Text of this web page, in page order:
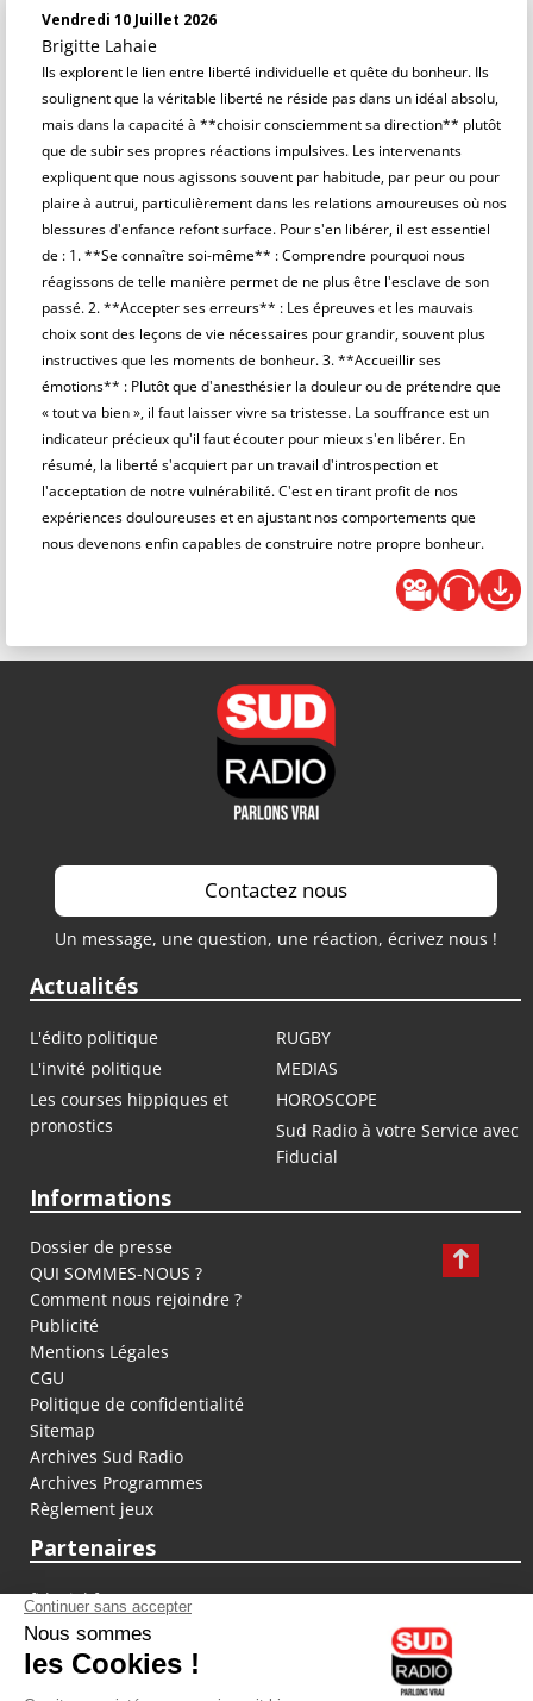
Vendredi 10 Juillet 2026
Brigitte Lahaie
Ils explorent le lien entre liberté individuelle et quête du bonheur. Ils
soulignent que la véritable liberté ne réside pas dans un idéal absolu,
mais dans la capacité à **choisir consciemment sa direction** plutôt
que de subir ses propres réactions impulsives. Les intervenants
expliquent que nous agissons souvent par habitude, par peur ou pour
plaire à autrui, particulièrement dans les relations amoureuses où nos
blessures d'enfance refont surface. Pour s'en libérer, il est essentiel
de : 1. **Se connaître soi-même** : Comprendre pourquoi nous
réagissons de telle manière permet de ne plus être l'esclave de son
passé. 2. **Accepter ses erreurs** : Les épreuves et les mauvais
choix sont des leçons de vie nécessaires pour grandir, souvent plus
instructives que les moments de bonheur. 3. **Accueillir ses
émotions** : Plutôt que d'anesthésier la douleur ou de prétendre que
« tout va bien », il faut laisser vivre sa tristesse. La souffrance est un
indicateur précieux qu'il faut écouter pour mieux s'en libérer. En
résumé, la liberté s'acquiert par un travail d'introspection et
l'acceptation de notre vulnérabilité. C'est en tirant profit de nos
expériences douloureuses et en ajustant nos comportements que
nous devenons enfin capables de construire notre propre bonheur.
Contactez nous
Un message, une question, une réaction, écrivez nous !
Actualités
L'édito politique
RUGBY
L'invité politique
MEDIAS
Les courses hippiques et
pronostics
HOROSCOPE
Sud Radio à votre Service avec
Fiducial
Informations
Dossier de presse
QUI SOMMES-NOUS ?
Comment nous rejoindre ?
Publicité
Mentions Légales
CGU
Politique de confidentialité
Sitemap
Archives Sud Radio
Archives Programmes
Règlement jeux
Partenaires
fiducial.fr
lyoncapitale.fr
olympique-et-lyonnais.com